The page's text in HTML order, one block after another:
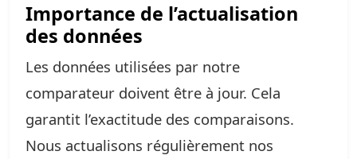
Importance de l’actualisation
des données
Les données utilisées par notre
comparateur doivent être à jour. Cela
garantit l’exactitude des comparaisons.
Nous actualisons régulièrement nos